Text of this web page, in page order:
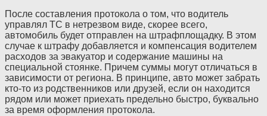
После составления протокола о том, что водитель
управлял ТС в нетрезвом виде, скорее всего,
автомобиль будет отправлен на штрафплощадку. В этом
случае к штрафу добавляется и компенсация водителем
расходов за эвакуатор и содержание машины на
специальной стоянке. Причем суммы могут отличаться в
зависимости от региона. В принципе, авто может забрать
кто-то из родственников или друзей, если он находится
рядом или может приехать предельно быстро, буквально
за время оформления протокола.